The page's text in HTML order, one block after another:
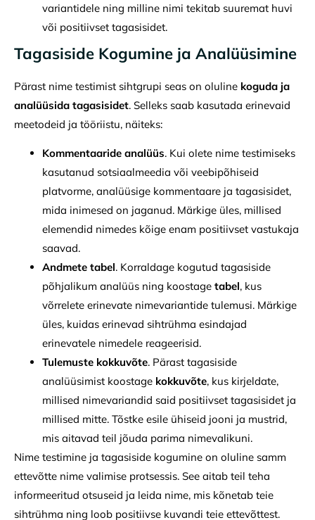
variantidele ning milline nimi tekitab suuremat huvi
või positiivset tagasisidet.
Tagasiside Kogumine ja Analüüsimine
Pärast nime testimist sihtgrupi seas on oluline koguda ja
analüüsida tagasisidet. Selleks saab kasutada erinevaid
meetodeid ja tööriistu, näiteks:
Kommentaaride analüüs. Kui olete nime testimiseks
kasutanud sotsiaalmeedia või veebipõhiseid
platvorme, analüüsige kommentaare ja tagasisidet,
mida inimesed on jaganud. Märkige üles, millised
elemendid nimedes kõige enam positiivset vastukaja
saavad.
Andmete tabel. Korraldage kogutud tagasiside
põhjalikum analüüs ning koostage tabel, kus
võrrelete erinevate nimevariantide tulemusi. Märkige
üles, kuidas erinevad sihtrühma esindajad
erinevatele nimedele reageerisid.
Tulemuste kokkuvõte. Pärast tagasiside
analüüsimist koostage kokkuvõte, kus kirjeldate,
millised nimevariandid said positiivset tagasisidet ja
millised mitte. Tõstke esile ühiseid jooni ja mustrid,
mis aitavad teil jõuda parima nimevalikuni.
Nime testimine ja tagasiside kogumine on oluline samm
ettevõtte nime valimise protsessis. See aitab teil teha
informeeritud otsuseid ja leida nime, mis kõnetab teie
sihtrühma ning loob positiivse kuvandi teie ettevõttest.